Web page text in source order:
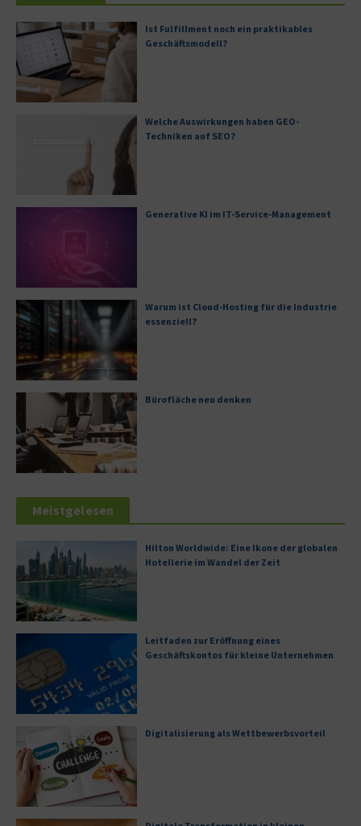
Ist Fulfillment noch ein praktikables
Geschäftsmodell?
Welche Auswirkungen haben GEO-
Techniken auf SEO?
Generative KI im IT-Service-Management
Warum ist Cloud-Hosting für die Industrie
essenziell?
Bürofläche neu denken
Meistgelesen
Hilton Worldwide: Eine Ikone der globalen
Hotellerie im Wandel der Zeit
Leitfaden zur Eröffnung eines
Geschäftskontos für kleine Unternehmen
Digitalisierung als Wettbewerbsvorteil